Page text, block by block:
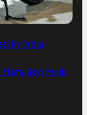
in India
Help